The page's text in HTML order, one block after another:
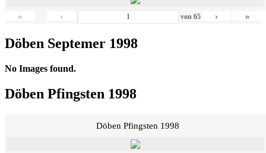
« ‹ von 65 › »
Döben Septemer 1998
No Images found.
Döben Pfingsten 1998
Döben Pfingsten 1998